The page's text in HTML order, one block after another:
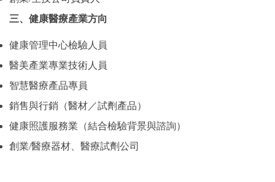
三、健康醫療產業方向
健康管理中心檢驗人員
醫美產業專業技術人員
智慧醫療產品專員
銷售與行銷（醫材／試劑產品）
健康照護服務業（結合檢驗背景與諮詢）
創業/醫療器材、醫療試劑公司